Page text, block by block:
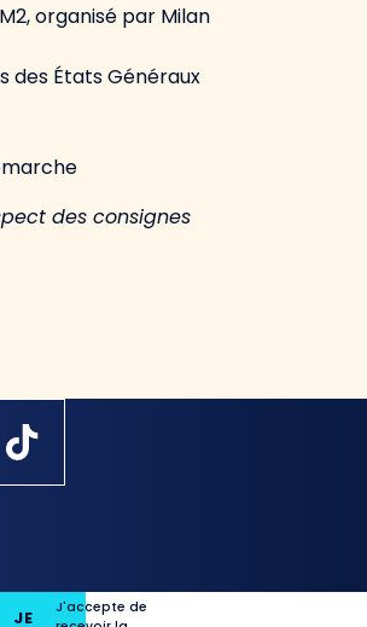
organisé par Milan
des États Généraux
des consignes
JE
J'accepte de